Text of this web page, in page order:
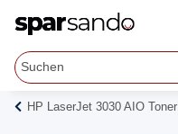
HP LaserJet 3030 AIO Toner